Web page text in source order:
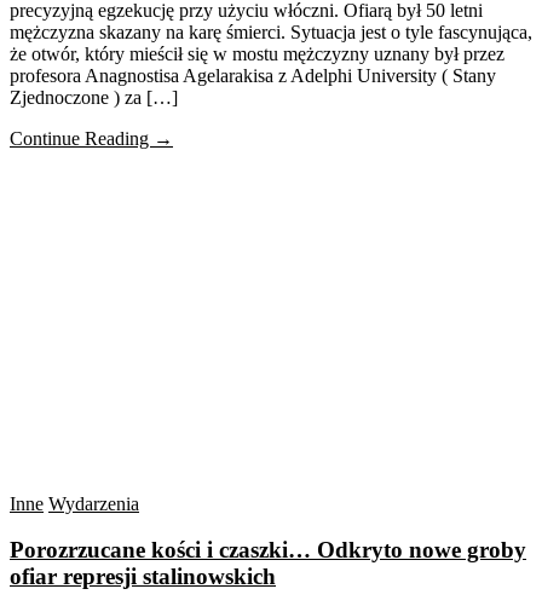
precyzyjną egzekucję przy użyciu włóczni. Ofiarą był 50 letni
mężczyzna skazany na karę śmierci. Sytuacja jest o tyle fascynująca,
że otwór, który mieścił się w mostu mężczyzny uznany był przez
profesora Anagnostisa Agelarakisa z Adelphi University ( Stany
Zjednoczone ) za […]
Continue Reading →
Inne Wydarzenia
Porozrzucane kości i czaszki… Odkryto nowe groby
ofiar represji stalinowskich